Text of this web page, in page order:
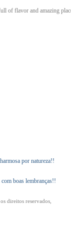
of flavor and amazing
por natureza!!
boas lembranças!!
direitos reservados,